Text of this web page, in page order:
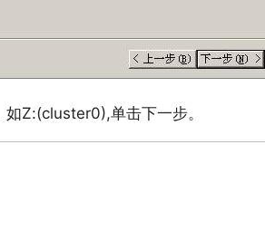
Z:(cluster0),单击下一步。